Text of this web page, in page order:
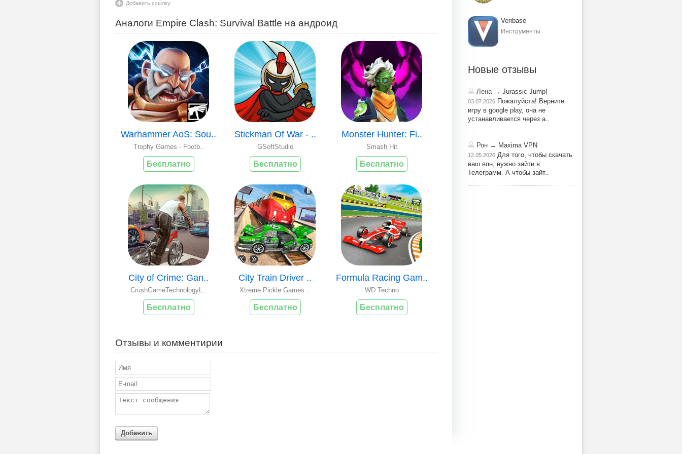
Добавить ссылку
Аналоги Empire Clash: Survival Battle на андроид
Warhammer AoS: Sou..
Trophy Games - Footb..
Бесплатно
Stickman Of War - ..
GSoftStudio
Бесплатно
Monster Hunter: Fi..
Smash Hit
Бесплатно
City of Crime: Gan..
CrushGameTechnologyL..
Бесплатно
City Train Driver ..
Xtreme Pickle Games ..
Бесплатно
Formula Racing Gam..
WD Techno
Бесплатно
Отзывы и комментирии
Добавить
Veribase
Инструменты
Новые отзывы
Лена→ Jurassic Jump!
03.07.2026 Пожалуйста! Верните
игру в google play, она не
устанавливается через a..
Рон → Maxima VPN
12.05.2026 Для того, чтобы скачать
ваш впн, нужно зайти в
Телеграмм. А чтобы зайт..